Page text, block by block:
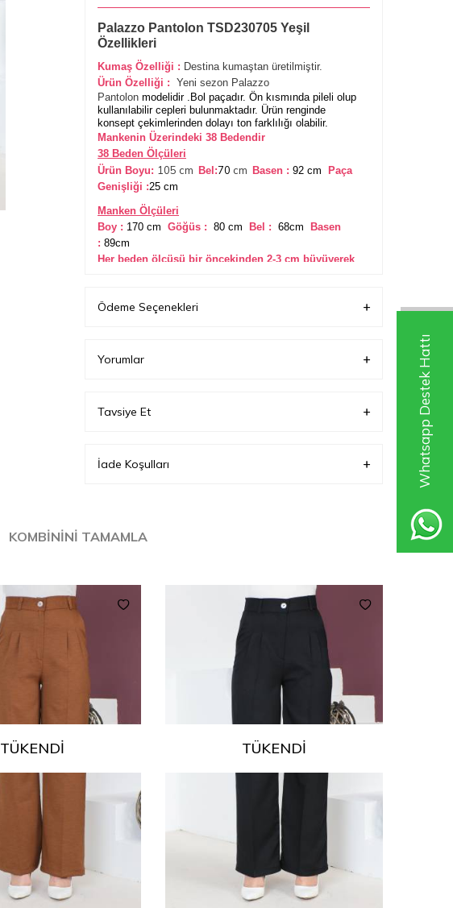
Whatsapp Destek Hattı
Palazzo Pantolon TSD230705 Yeşil
Özellikleri
Kumaş Özelliği : Destinakumaştan üretilmiştir.
Ürün Özelliği : Yeni sezon Palazzo
Pantolon modelidir .Bol paçadır. Ön kısmında pil eli olup
kullanılabilir cepleri bulunmaktadır. Ürün renginde
konsept çekimlerinden dolayı ton farklılığı olabilir.
Mankenin Üzerindeki 38 Bedendir
38 Beden Ölçüleri
Ürün Boyu: 105 cm Bel:70 cm Basen : 92 cm
Paça
Genişliği :25 cm
Manken Ölçüleri
Boy : 170 cm Göğüs : 80 cm Bel : 68cm
Basen
: 89cm
Her beden ölçüsü bir öncekinden 2-3 cm büyüyerek
Boyutlar (cm)
Ödeme Seçenekleri
Yorumlar
Tavsiye Et
İade Koşulları
KOMBININI TAMAMLA
TÜKENDI TÜKENDI